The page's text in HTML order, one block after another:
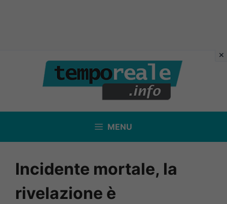
contenuto
MENU
Incidente mortale, la
rivelazione è